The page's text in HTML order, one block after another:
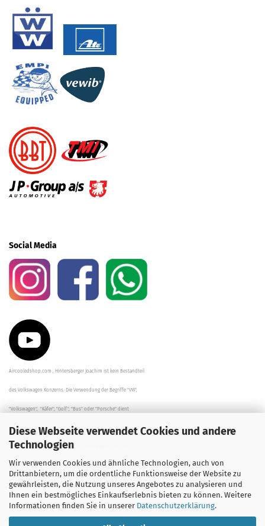
Diese Webseite verwendet Cookies und andere
Technologien
Wir verwenden Cookies und ähnliche Technologien, auch von
Drittanbietern, um die ordentliche Funktionsweise der Website zu
gewährleisten, die Nutzung unseres Angebotes zu analysieren und
Ihnen ein bestmögliches Einkaufserlebnis bieten zu können. Weitere
Informationen finden Sie in unserer Datenschutzerklärung.
Social Media
Aircooledshop.com , Hintersberger Joachim ist kein Bestandteil
des Volkswagen Konzerns. Die Verwendung der Begriffe "VW",
"Volkswagen", "Käfer", "Golf", "Bus" oder "Porsche" dient
der Beschreibung der Teile und stellt in keinem Fall eine direkte
Verbindung zu dem Unternehmen "Volkswagen" her/da.
Die Beschreibungen, Zeichnungen und Angaben zur
Verwendung sind sorgfältig überprüft worden.